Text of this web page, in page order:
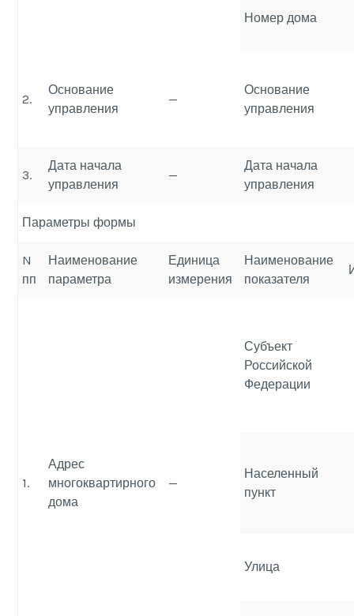
Номер дома
2.
Основание
управления
—
Основание
управления
3.
Дата начала
управления
—
Дата начала
управления
Параметры формы
N
пп
Наименование
параметра
Единица
измерения
Наименование
показателя
1.
Адрес
многоквартирного
дома
—
Субъект
Российской
Федерации
Населенный
пункт
Улица